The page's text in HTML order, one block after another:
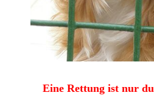
Eine Rettung ist nur